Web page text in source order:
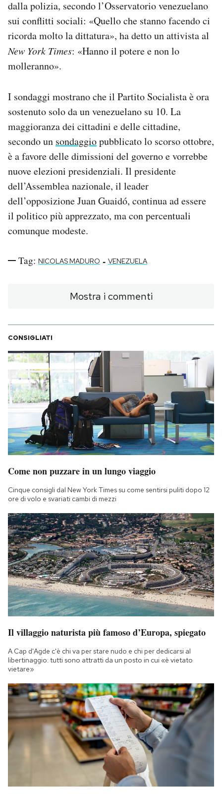
dalla polizia, secondo l’Osservatorio venezuelano
sui conflitti sociali: «Quello che stanno facendo ci
ricorda molto la dittatura», ha detto un attivista al
New York Times: «Hanno il potere e non lo
molleranno».
I sondaggi mostrano che il Partito Socialista è ora
sostenuto solo da un venezuelano su 10. La
maggioranza dei cittadini e delle cittadine,
secondo un sondaggiopubblicato lo scorso ottobre,
è a favore delle dimissioni del governo e vorrebbe
nuove elezioni presidenziali. Il presidente
dell’Assemblea nazionale, il leader
dell’opposizione Juan Guaidó, continua ad essere
il politico più apprezzato, ma con percentuali
comunque modeste.
Tag: NICOLAS MADURO - VENEZUELA
Mostra i commenti
CONSIGLIATI
Come non puzzare in un lungo viaggio
Cinque consigli dal New York Times su come sentirsi puliti dopo 12
ore di volo e svariati cambi di mezzi
Il villaggio naturista più famoso d’Europa, spiegato
A Cap d'Agde c'è chi va per stare nudo e chi per dedicarsi al
libertinaggio: tutti sono attratti da un posto in cui «è vietato
vietare»